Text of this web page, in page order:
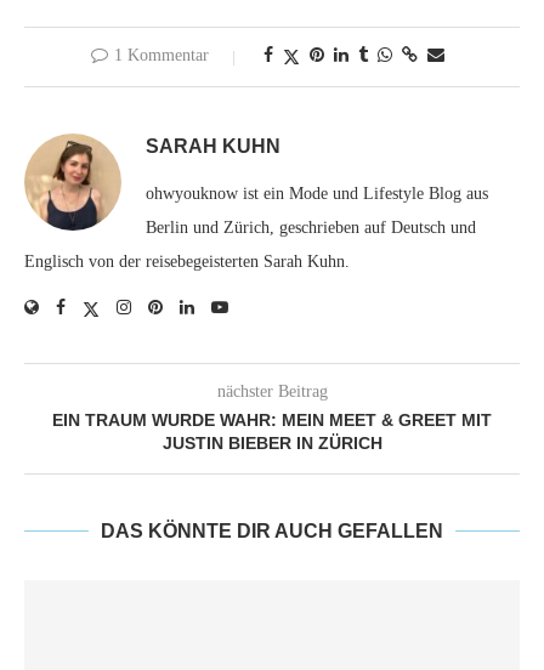
1 Kommentar
SARAH KUHN
ohwyouknow ist ein Mode und Lifestyle Blog aus
Berlin und Zürich, geschrieben auf Deutsch und
Englisch von der reisebegeisterten Sarah Kuhn.
nächster Beitrag
EIN TRAUM WURDE WAHR: MEIN MEET & GREET MIT
JUSTIN BIEBER IN ZÜRICH
DAS KÖNNTE DIR AUCH GEFALLEN